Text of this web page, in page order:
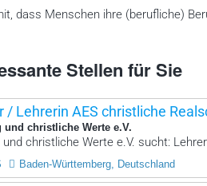
dass Menschen ihre (berufliche)
Stellen für Sie
/ Lehrerin AES christliche
und christliche Werte e.V.
und christliche Werte e.V. sucht:
Baden-Württemberg, Deutschland